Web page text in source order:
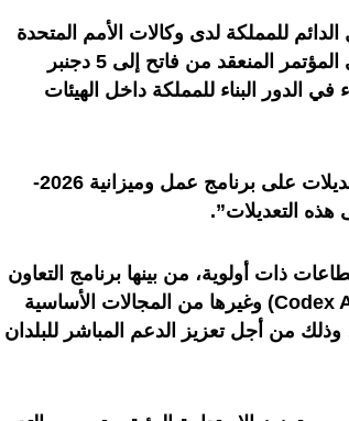
للمملكة لدى وكالات الأمم المتحدة
بروما، الذي يترأس الوفد المغربي المشارك في المؤتمر المنعقد من فاتح إلى 5 دجنبر
في الدور البناء للمملكة داخل الهيئات
وخلال مداخلته، توقف عند الإعداد”الدقيق” للتعديلات على برنامج عمل وميزانية 2026-
دولار نحو قطاعات ذات أولوية، من بينها برنامج التعاون
التقني (TCP) و”مدونة الأغذية” (Codex Alimentarius) وغيرها من المجالات الأساسية
وذلك من أجل تعزيز الدعم المباشر للبلدان